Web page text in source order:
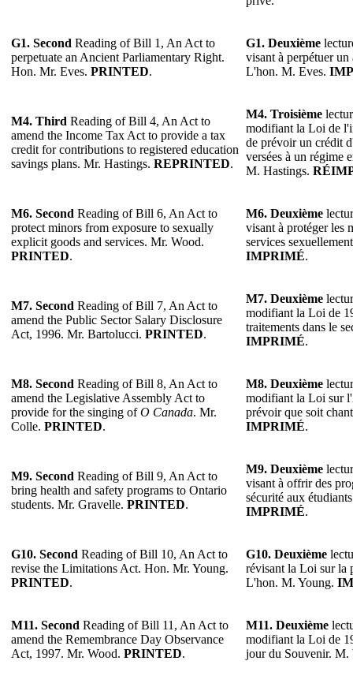
G1. Second Reading of Bill 1, An Act to
perpetuate an Ancient Parliamentary Right.
Hon. Mr. Eves. PRINTED.
G1. Deuxième
visant à perpétuer
L'hon. M. Eves.
M4. Third Reading of Bill 4, An Act to
amend the Income Tax Act to provide a tax
credit for contributions to registered education
savings plans. Mr. Hastings. REPRINTED.
M4. Troisième
modifiant la Loi de
de prévoir un crédit
versées à un régime
M. Hastings.
M6. Second Reading of Bill 6, An Act to
protect minors from exposure to sexually
explicit goods and services. Mr. Wood.
PRINTED.
M6. Deuxième
visant à protéger les
services
IMPRIMÉ.
M7. Second Reading of Bill 7, An Act to
amend the Public Sector Salary Disclosure
Act, 1996. Mr. Bartolucci. PRINTED.
M7. Deuxième
modifiant la Loi de
traitements dans le
IMPRIMÉ.
M8. Second Reading of Bill 8, An Act to
amend the Legislative Assembly Act to
provide for the singing ofO Canada. Mr.
Colle. PRINTED.
M8. Deuxième
modifiant la Loi sur
prévoir que soit
IMPRIMÉ.
M9. Second Reading of Bill 9, An Act to
bring health and safety programs to Ontario
students. Mr. Gravelle. PRINTED.
M9. Deuxième
visant à offrir des
sécurité aux
IMPRIMÉ.
G10. Second Reading of Bill 10, An Act to
revise the Limitations Act. Hon. Mr. Young.
PRINTED.
G10. Deuxième
révisant la Loi sur la
L'hon. M. Young.
M11. Second Reading of Bill 11, An Act to
amend the Remembrance Day Observance
Act, 1997. Mr. Wood. PRINTED.
M11. Deuxième
modifiant la Loi de
jour du Souvenir.